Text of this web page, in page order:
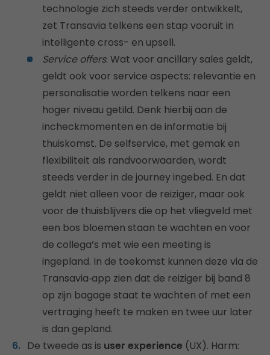
technologie zich steeds verder ontwikkelt,
zet Transavia telkens een stap vooruit in
intelligente cross- en upsell.
Service offers. Wat voor ancillary sales geldt,
geldt ook voor service aspects: relevantie en
personalisatie worden telkens naar een
hoger niveau getild. Denk hierbij aan de
incheckmomenten en de informatie bij
thuiskomst. De selfservice, met gemak en
flexibiliteit als randvoorwaarden, wordt
steeds verder in de journey ingebed. En dat
geldt niet alleen voor de reiziger, maar ook
voor de thuisblijvers die op het vliegveld met
een bos bloemen staan te wachten en voor
de collega’s met wie een meeting is
ingepland. In de toekomst kunnen deze via de
Transavia‑app zien dat de reiziger bij band 8
op zijn bagage staat te wachten of met een
vertraging heeft te maken en twee uur later
is dan gepland.
De tweede as is user experience (UX). Harm: